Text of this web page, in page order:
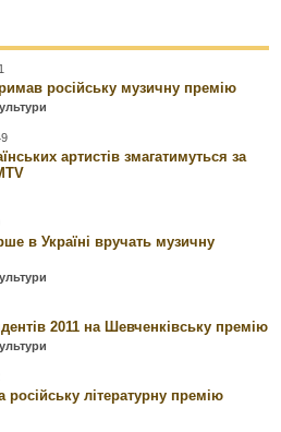
російську музичну премію
артистів змагатимуться за
в Україні вручать музичну
2011 на Шевченківську премію
російську літературну премію